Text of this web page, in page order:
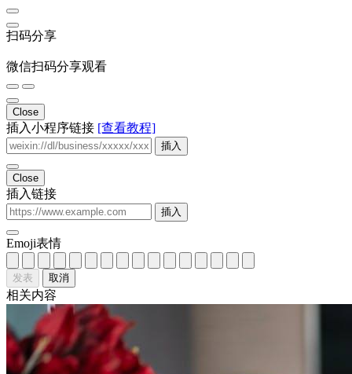
扫码分享
微信扫码分享观看
Close
插入小程序链接 [查看教程]
插入
Close
插入链接
插入
Emoji表情
取消
相关内容